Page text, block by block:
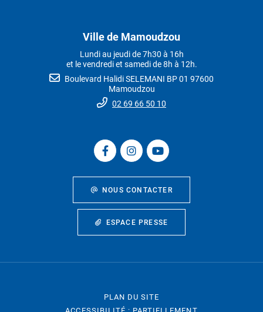
Ville de Mamoudzou
Lundi au jeudi de 7h30 à 16h
et le vendredi et samedi de 8h à 12h.
Boulevard Halidi SELEMANI BP 01 97600
Mamoudzou
02 69 66 50 10
NOUS CONTACTER
ESPACE PRESSE
PLAN DU SITE